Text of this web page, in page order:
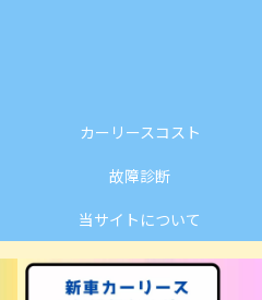
カーリースコスト
故障診断
当サイトについて